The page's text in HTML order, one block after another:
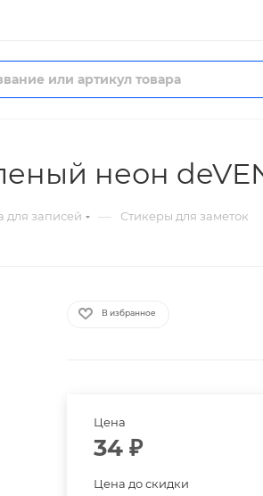
неон
для записей — Стикеры для заметок
В избранное
Цена
34 ₽
Цена до скидки